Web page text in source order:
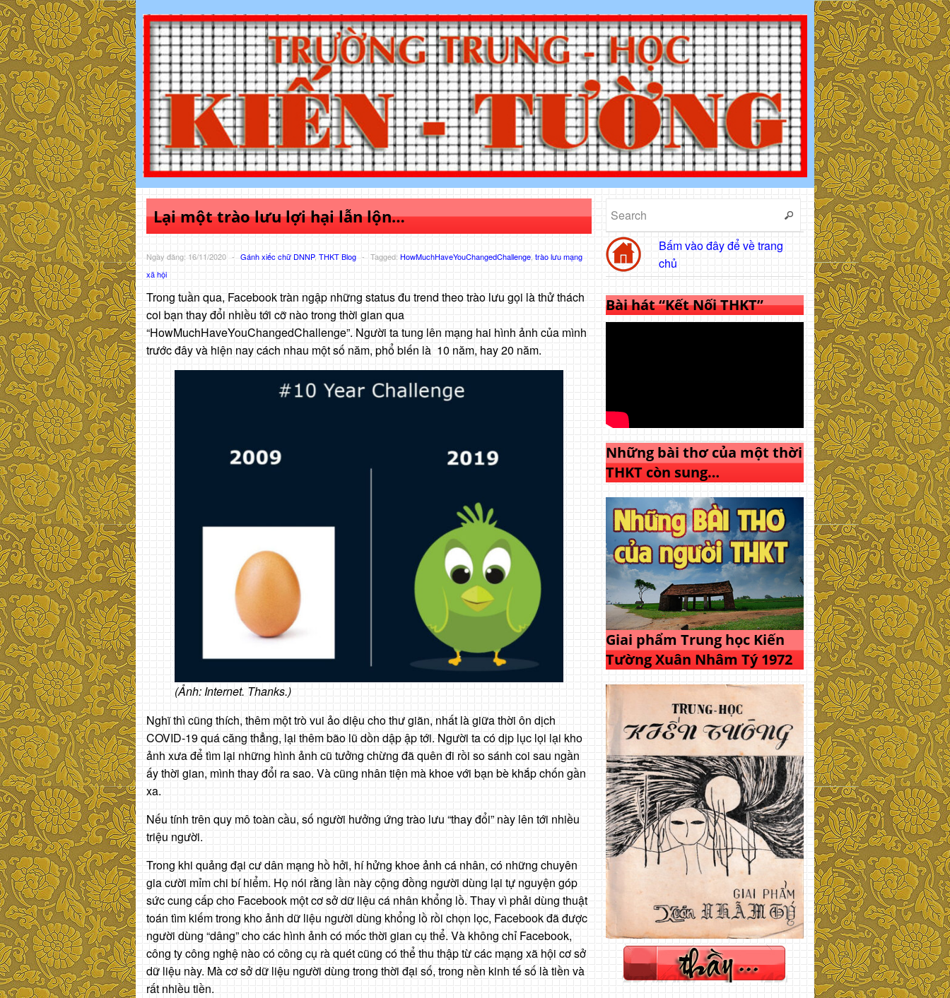
Lại một trào lưu lợi hại lẫn lộn…
Ngày đăng: 16/11/2020 - Gánh xiếc chữ DNNP, THKT Blog - Tagged: HowMuchHaveYouChangedChallenge trào lưu mạng
xã hội
Trong tuần qua, Facebook tràn ngập những status đu trend theo trào lưu gọi là thử thách
coi bạn thay đổi nhiều tới cỡ nào trong thời gian qua
“HowMuchHaveYouChangedChallenge”. Người ta tung lên mạng hai hình ảnh của mình
trước đây và hiện nay cách nhau một số năm, phổ biến là 10 năm, hay 20 năm.
(Ảnh: Internet. Thanks.)
Nghĩ thì cũng thích, thêm một trò vui ảo diệu cho thư giãn, nhất là giữa thời ôn dịch
COVID-19 quá căng thẳng, lại thêm bão lũ dồn dập ập tới. Người ta có dịp lục lọi lại kho
ảnh xưa để tìm lại những hình ảnh cũ tưởng chừng đã quên đi rồi so sánh coi sau ngần
ấy thời gian, mình thay đổi ra sao. Và cũng nhân tiện mà khoe với bạn bè khắp chốn gần
xa.
Nếu tính trên quy mô toàn cầu, số người hưởng ứng trào lưu “thay đổi” này lên tới nhiều
triệu người.
Trong khi quảng đại cư dân mạng hồ hởi, hí hửng khoe ảnh cá nhân, có những chuyên
gia cười mỉm chi bí hiểm. Họ nói rằng lần này cộng đồng người dùng lại tự nguyện góp
sức cung cấp cho Facebook một cơ sở dữ liệu cá nhân khổng lồ. Thay vì phải dùng thuật
toán tìm kiếm trong kho ảnh dữ liệu người dùng khổng lồ rồi chọn lọc, Facebook đã được
người dùng “dâng” cho các hình ảnh có mốc thời gian cụ thể. Và không chỉ Facebook,
công ty công nghệ nào có công cụ rà quét cũng có thể thu thập từ các mạng xã hội cơ sở
dữ liệu này. Mà cơ sở dữ liệu người dùng trong thời đại số, trong nền kinh tế số là tiền và
rất nhiều tiền.
Bấm vào đây để về trang
chủ
Bài hát “Kết Nối THKT”
Những bài thơ của một thời
THKT còn sung…
Giai phẩm Trung học Kiến
Tường Xuân Nhâm Tý 1972